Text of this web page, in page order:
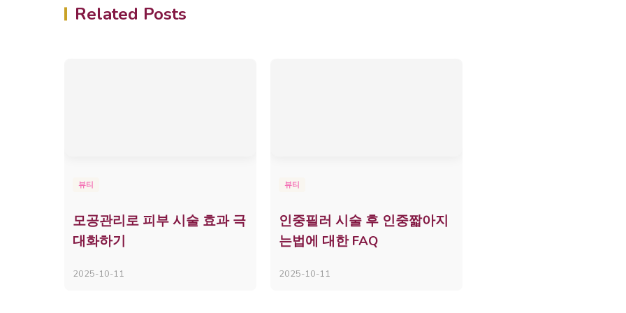
Related Posts
뷰티
모공관리로 피부 시술 효과 극
대화하기
2025-10-11
뷰티
인중필러 시술 후 인중짧아지
는법에 대한 FAQ
2025-10-11